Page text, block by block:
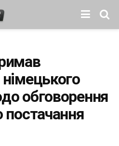
обговорення
постачання